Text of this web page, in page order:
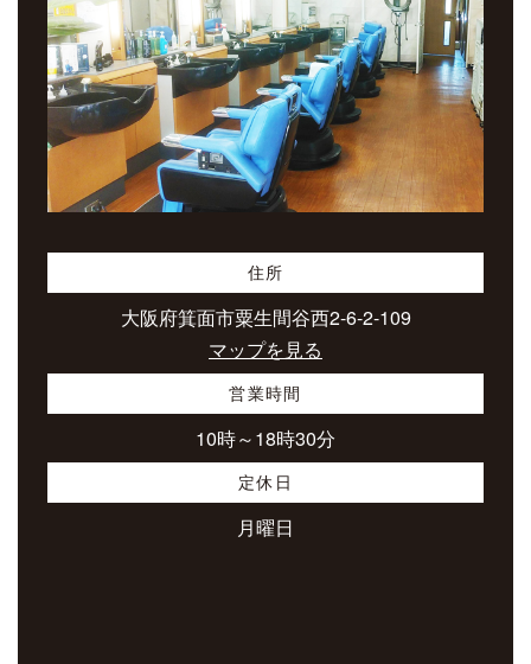
住所
大阪府箕面市粟生間谷西2-6-2-109
マップを見る
営業時間
10時～18時30分
定休日
月曜日